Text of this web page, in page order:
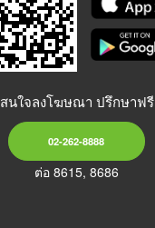
สนใจลงโฆษณา ปรึกษาฟรี
02-262-8888
ต่อ 8615, 8686